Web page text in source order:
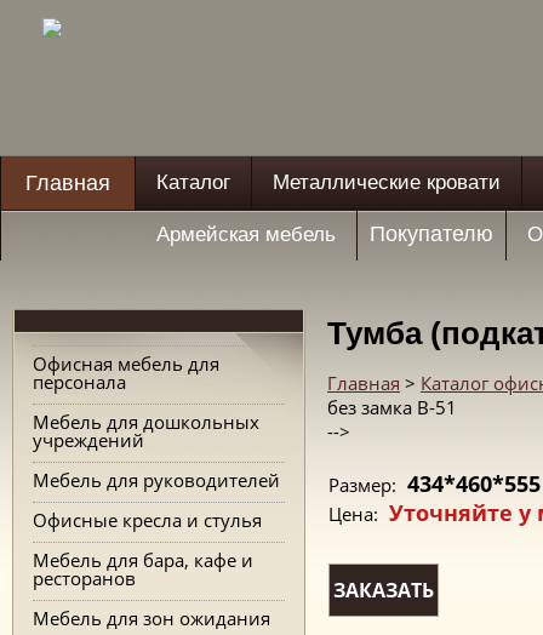
Главная Каталог Металлические кровати
Армейская мебель Покупателю
Офисная мебель для
персонала
Мебель для дошкольных
учреждений
Мебель для руководителей
Офисные кресла и стулья
Мебель для бара, кафе и
ресторанов
Мебель для зон ожидания
Тумба
Главная > Каталог
без замка В-51
-->
Размер: 434*460*555
Цена: Уточняйте
ЗАКАЗАТЬ